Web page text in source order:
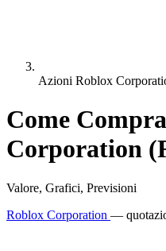
Azioni Roblox
Come
Corporation
Valore, Grafici, Previsioni
Roblox Corporation —